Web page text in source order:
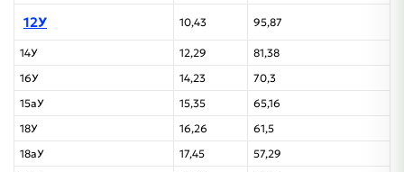
12У 10,43 95,87
14У 12,29
81,38
16У
14,23
70,3
15аУ
15,35
65,16
18У
16,26
61,5
18аУ
17,45
57,29